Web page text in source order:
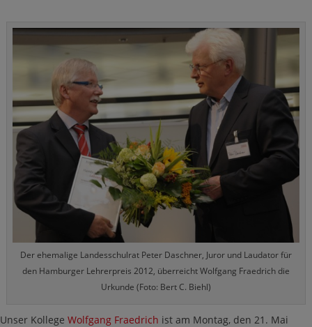
Der ehemalige Landesschulrat Peter Daschner, Juror und Laudator für
den Hamburger Lehrerpreis 2012, überreicht Wolfgang Fraedrich die
Urkunde (Foto: Bert C. Biehl)
Unser Kollege Wolfgang Fraedrich ist am Montag, den 21. Mai